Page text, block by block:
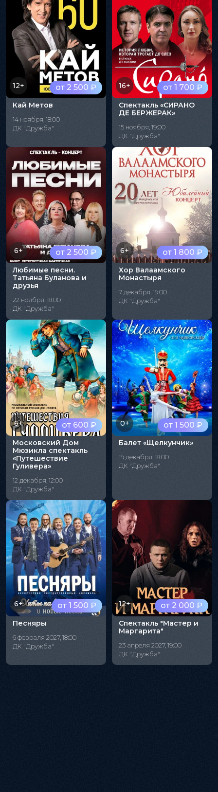
от 2 500 ₽
12+
Кай Метов
14 ноября, 18:00
ДК "Дружба"
от 1 700 ₽
16+
Спектакль «СИРАНО
ДЕ БЕРЖЕРАК»
15 ноября, 19:00
ДК "Дружба"
от 2 500 ₽
6+
Любимые песни.
Татьяна Буланова и
друзья
22 ноября, 18:00
ДК "Дружба"
от 1 800 ₽
6+
Хор Валаамского
Монастыря
7 декабря, 19:00
ДК "Дружба"
от 600 ₽
6+
Московский Дом
Мюзикла спектакль
«Путешествие
Гуливера»
12 декабря, 12:00
ДК "Дружба"
от 1 500 ₽
0+
Балет «Щелкунчик»
19 декабря, 18:00
ДК "Дружба"
от 1 500 ₽
6+
Песняры
6 февраля 2027, 18:00
ДК "Дружба"
от 2 000 ₽
12+
Спектакль "Мастер и
Маргарита"
23 апреля 2027, 19:00
ДК "Дружба"